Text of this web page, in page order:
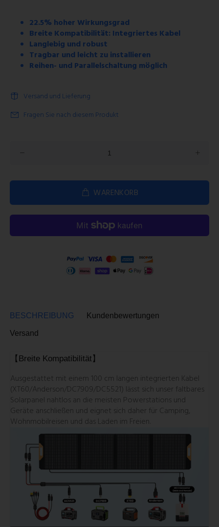
22.5% hoher Wirkungsgrad
Breite Kompatibilität: Integriertes Kabel
Langlebig und robust
Tragbar und leicht zu installieren
Reihen- und Parallelschaltung möglich
Versand und Lieferung
Fragen Sie nach diesem Produkt
WARENKORB
BESCHREIBUNG Kundenbewertungen
Versand
【Breite Kompatibilität】
Ausgestattet mit einem 100 cm langen integrierten Kabel
(XT60/Anderson/DC7909/DC5521) lässt sich unser faltbares
Solarpanel nahtlos an die meisten Powerstations und
Geräte anschließen und eignet sich daher für Camping,
Wohnmobilreisen und das Laden im Freien.